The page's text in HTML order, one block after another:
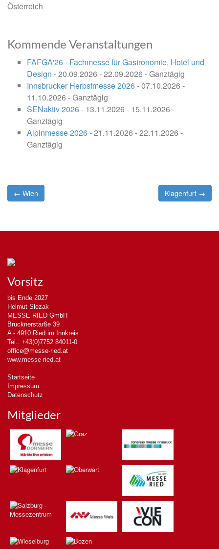
Österreich
Kommende Veranstaltungen
FAFGA'26 - Fachmesse für Gastronomie, Hotel und
Design - 20.09.2026 - 22.09.2026 - Ganztägig
Innsbrucker Herbstmesse 2026- 07.10.2026 -
11.10.2026 - Ganztägig
SENaktiv 2026- 13.11.2026 - 15.11.2026 -
Ganztägig
Alpinmesse 2026- 21.11.2026 - 22.11.2026 -
Ganztägig
Post
navigation
← Wien Klagenfurt →
Vorsitz
bis Ende 2027
Helmut Slezak
MESSE RIED GmbH
Brucknerstarße 39
A - 4910 Ried im Innkreis
Tel.: +43(0)7752 84011-0
office@messe-ried.at
www.messe-ried.at
Startseite
Impressum
Datenschutz
Mitglieder